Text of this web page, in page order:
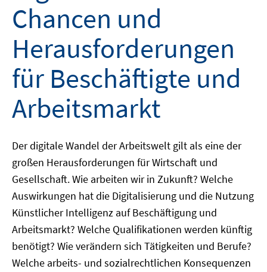
Chancen und
Herausforderungen
für Beschäftigte und
Arbeitsmarkt
Der digitale Wandel der Arbeitswelt gilt als eine der
großen Herausforderungen für Wirtschaft und
Gesellschaft. Wie arbeiten wir in Zukunft? Welche
Auswirkungen hat die Digitalisierung und die Nutzung
Künstlicher Intelligenz auf Beschäftigung und
Arbeitsmarkt? Welche Qualifikationen werden künftig
benötigt? Wie verändern sich Tätigkeiten und Berufe?
Welche arbeits- und sozialrechtlichen Konsequenzen